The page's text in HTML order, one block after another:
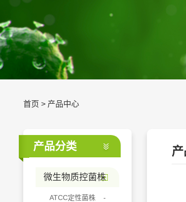
首页 > 产品中心
产品分类
微生物质控菌株
ATCC定性菌株